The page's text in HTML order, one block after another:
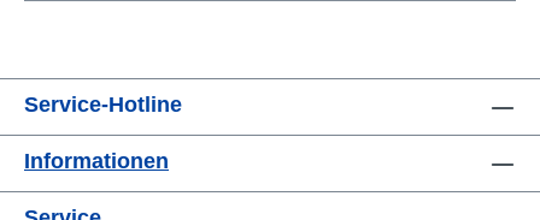
Service-Hotline
Informationen